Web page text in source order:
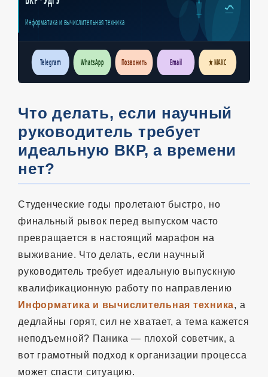
Информатика и вычислительная техника
Telegram WhatsApp Позвонить Email ★ МАКС
Что делать, если научный
руководитель требует
идеальную ВКР, а времени
нет?
Студенческие годы пролетают быстро, но
финальный рывок перед выпуском часто
превращается в настоящий марафон на
выживание. Что делать, если научный
руководитель требует идеальную выпускную
квалификационную работу по направлению
Информатика и вычислительная техника, а
дедлайны горят, сил не хватает, а тема кажется
неподъемной? Паника — плохой советчик, а
вот грамотный подход к организации процесса
может спасти ситуацию.